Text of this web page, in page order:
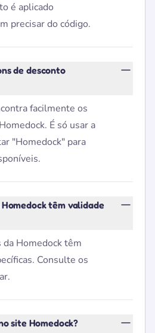
é aplicado
precisar do código.
de desconto
facilmente os
É só usar a
"Homedock" para
têm validade
da Homedock têm
Consulte os
site Homedock?